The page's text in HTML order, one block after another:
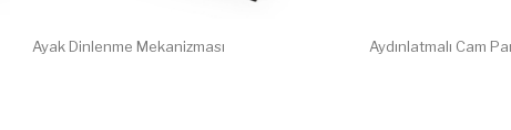
Ayak Dinlenme Mekanizması Aydınlatmalı Cam